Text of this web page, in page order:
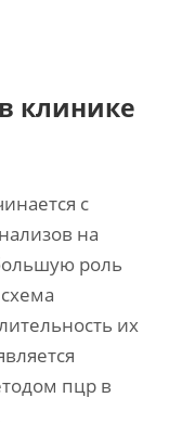
клинике
с
на
роль
их
пцр в